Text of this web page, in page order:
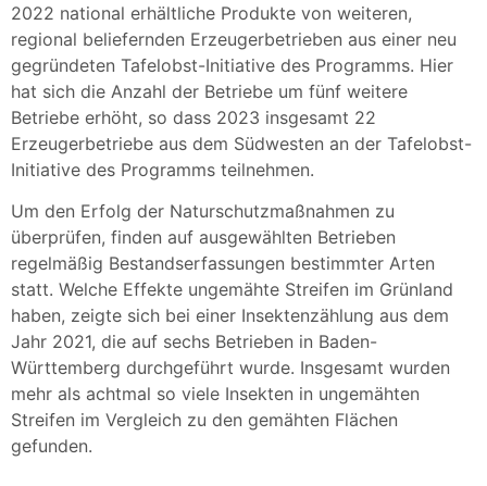
2022 national erhältliche Produkte von weiteren,
regional beliefernden Erzeugerbetrieben aus einer neu
gegründeten Tafelobst-Initiative des Programms. Hier
hat sich die Anzahl der Betriebe um fünf weitere
Betriebe erhöht, so dass 2023 insgesamt 22
Erzeugerbetriebe aus dem Südwesten an der Tafelobst-
Initiative des Programms teilnehmen.
Um den Erfolg der Naturschutzmaßnahmen zu
überprüfen, finden auf ausgewählten Betrieben
regelmäßig Bestandserfassungen bestimmter Arten
statt. Welche Effekte ungemähte Streifen im Grünland
haben, zeigte sich bei einer Insektenzählung aus dem
Jahr 2021, die auf sechs Betrieben in Baden-
Württemberg durchgeführt wurde. Insgesamt wurden
mehr als achtmal so viele Insekten in ungemähten
Streifen im Vergleich zu den gemäh­ten Flächen
gefunden.